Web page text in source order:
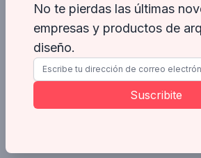
MACROLED
No te pierdas las últimas
empresas y productos de
diseño.
Suscribite